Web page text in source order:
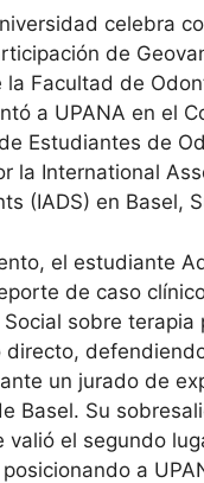
celebra
de
Facultad de
a UPANA en el
Estudiantes de
la International
(IADS) en Basel,
el estudiante
de caso
sobre terapia
directo,
un jurado de
Basel. Su
valió el segundo
a